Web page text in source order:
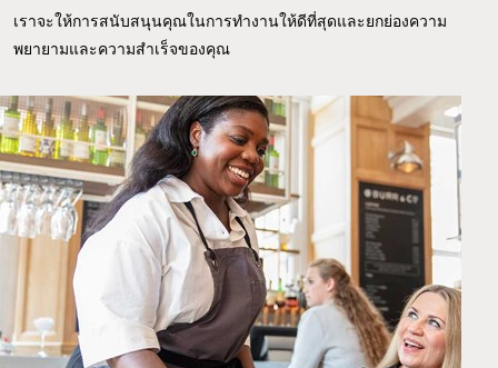
เราจะให้การสนับสนุนคุณในการทำงานให้ดีที่สุดและยกย่องความ
พยายามและความสำเร็จของคุณ